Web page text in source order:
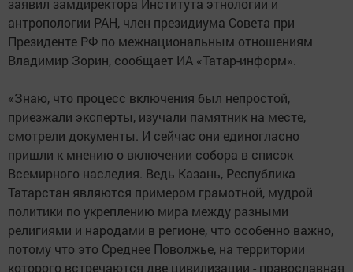
заявил замдиректора Института этнологии и
антропологии РАН, член президиума Совета при
Президенте РФ по межнациональным отношениям
Владимир Зорин, сообщает ИА «Татар-информ».
«Знаю, что процесс включения был непростой,
приезжали эксперты, изучали памятник на месте,
смотрели документы. И сейчас они единогласно
пришли к мнению о включении собора в список
Всемирного наследия. Ведь Казань, Республика
Татарстан являются примером грамотной, мудрой
политики по укреплению мира между разными
религиями и народами в регионе, что особенно важно,
потому что это Среднее Поволжье, на территории
которого встречаются две цивилизации - православная